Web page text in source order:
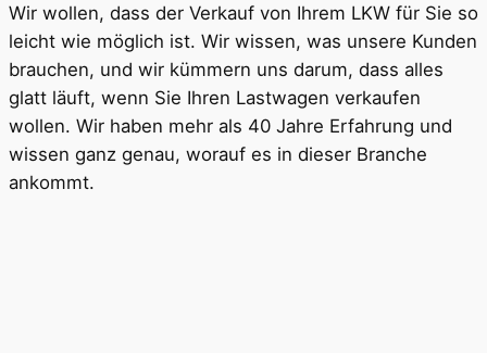
Wir wollen, dass der Verkauf von Ihrem LKW für Sie so
leicht wie möglich ist. Wir wissen, was unsere Kunden
brauchen, und wir kümmern uns darum, dass alles
glatt läuft, wenn Sie Ihren Lastwagen verkaufen
wollen. Wir haben mehr als 40 Jahre Erfahrung und
wissen ganz genau, worauf es in dieser Branche
ankommt.